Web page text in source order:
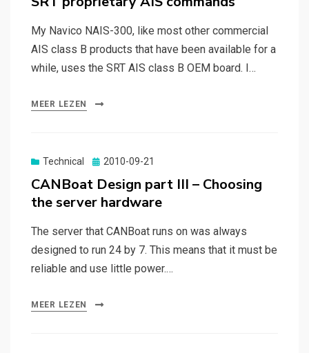
My Navico NAIS-300, like most other commercial
AIS class B products that have been available for a
while, uses the SRT AIS class B OEM board. I…
MEER LEZEN
Technical
Gepubliceerd
2010-09-21
CANBoat Design part III – Choosing
the server hardware
The server that CANBoat runs on was always
designed to run 24 by 7. This means that it must be
reliable and use little power.…
MEER LEZEN